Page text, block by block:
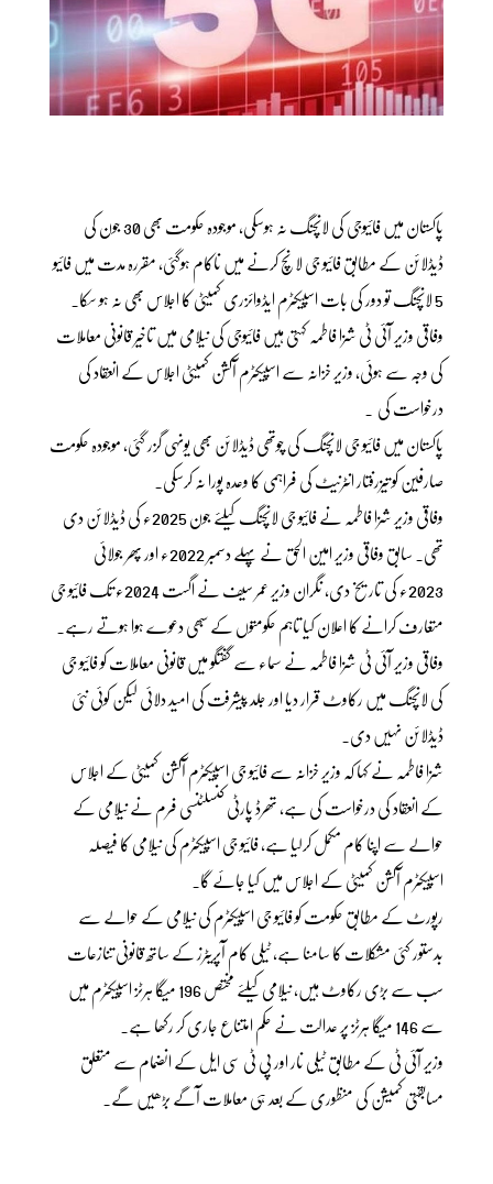
پاکستان میں فائیوجی کی لانچنگ نہ ہوسکی، موجودہ حکومت بھی 30 جون کی
ڈیڈلائن کے مطابق فائیو جی لانچ کرنے میں ناکام ہوگئی، مقررہ مدت میں فائیو
5 لانچنگ تو دور کی بات اسپیکٹرم ایڈوائزری کمیٹی کا اجلاس بھی نہ ہو سکا۔
وفاقی وزیر آئی ٹی شزا فاطمہ کہتی ہیں فائیوجی کی نیلامی میں تاخیر قانونی معاملات
کی وجہ سے ہوئی، وزیر خزانہ سے اسپیکٹرم آکشن کمیٹی اجلاس کے انعقاد کی
درخواست کی ۔
پاکستان میں فائیو جی لانچنگ کی چوتھی ڈیڈلائن بھی یونہی گزر گئی، موجودہ حکومت
صارفین کو تیزرفتار انٹرنیٹ کی فراہمی کا وعدہ پورا نہ کرسکی۔
وفاقی وزیر شزا فاطمہ نے فائیو جی لانچنگ کیلئے جون 2025ء کی ڈیڈلائن دی
تھی۔ سابق وفاقی وزیر امین الحق نے پہلے دسمبر 2022ء اور پھر جولائی
2023ء کی تاریخ دی، نگران وزیر عمر سیف نے اگست 2024ء تک فائیو جی
متعارف کرانے کا اعلان کیا تاہم حکومتوں کے سبھی دعوے ہوا ہوتے رہے۔
وفاقی وزیر آئی ٹی شزا فاطمہ نے سماء سے گفتگو میں قانونی معاملات کو فائیو جی
کی لانچنگ میں رکاوٹ قرار دیا اور جلد پیشرفت کی امید دلائی لیکن کوئی نئی
ڈیڈلائن نہیں دی۔
شزا فاطمہ نے کہا کہ وزیر خزانہ سے فائیو جی اسپیکٹرم آکشن کمیٹی کے اجلاس
کے انعقاد کی درخواست کی ہے، تھرڈ پارٹی کنسلٹنسی فرم نے نیلامی کے
حوالے سے اپنا کام مکمل کرلیا ہے، فائیو جی اسپیکٹرم کی نیلامی کا فیصلہ
اسپیکٹرم آکشن کمیٹی کے اجلاس میں کیا جائے گا۔
رپورٹ کے مطابق حکومت کو فائیو جی اسپیکٹرم کی نیلامی کے حوالے سے
بدستور کئی مشکلات کا سامنا ہے، ٹیلی کام آپریٹرز کے ساتھ قانونی تنازعات
سب سے بڑی رکاوٹ ہیں، نیلامی کیلئے مختص 196 میگا ہرٹز اسپیکٹرم میں
سے 146 میگا ہرٹز پر عدالت نے حکم امتناع جاری کر رکھا ہے۔
وزیر آئی ٹی کے مطابق ٹیلی نار اور پی ٹی سی ایل کے انضمام سے متعلق
مسابقتی کمیشن کی منظوری کے بعد ہی معاملات آگے بڑھیں گے۔